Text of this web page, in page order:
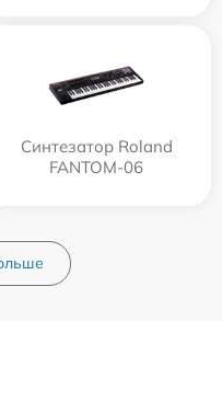
Синтезатор Roland
FANTOM-06